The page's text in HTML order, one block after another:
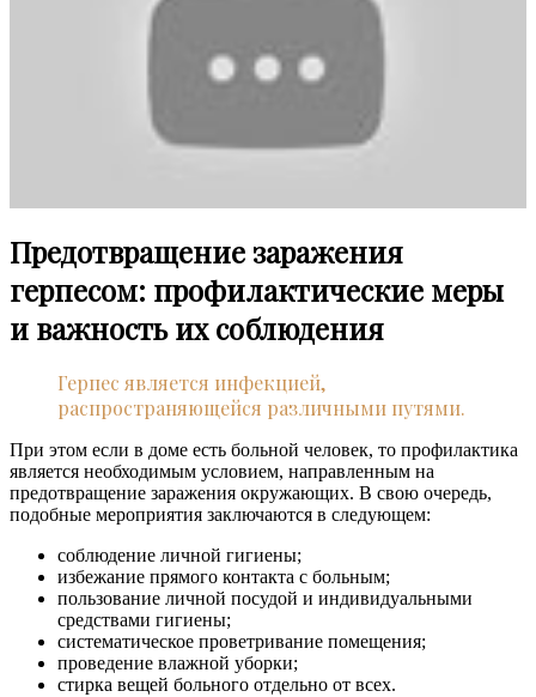
Предотвращение заражения
герпесом: профилактические меры
и важность их соблюдения
Герпес является инфекцией,
распространяющейся различными путями.
При этом если в доме есть больной человек, то профилактика
является необходимым условием, направленным на
предотвращение заражения окружающих. В свою очередь,
подобные мероприятия заключаются в следующем:
соблюдение личной гигиены;
избежание прямого контакта с больным;
пользование личной посудой и индивидуальными
средствами гигиены;
систематическое проветривание помещения;
проведение влажной уборки;
стирка вещей больного отдельно от всех.